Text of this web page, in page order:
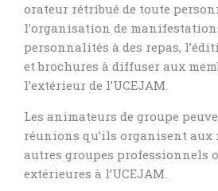
orateur rétribué de toute
l’organisation de
personnalités à des repas,
et brochures à diffuser aux
l’extérieur de l’UCEJAM.
Les animateurs de groupe
réunions qu’ils organisent aux
autres groupes professionnels
extérieures à l’UCEJAM.